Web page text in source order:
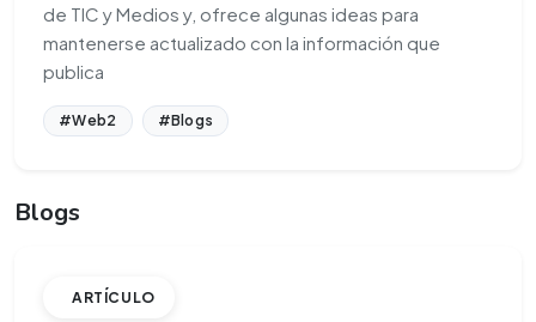
de TIC y Medios y, ofrece algunas ideas para
mantenerse actualizado con la información que
publica
#Web2 #Blogs
Blogs
ARTÍCULO